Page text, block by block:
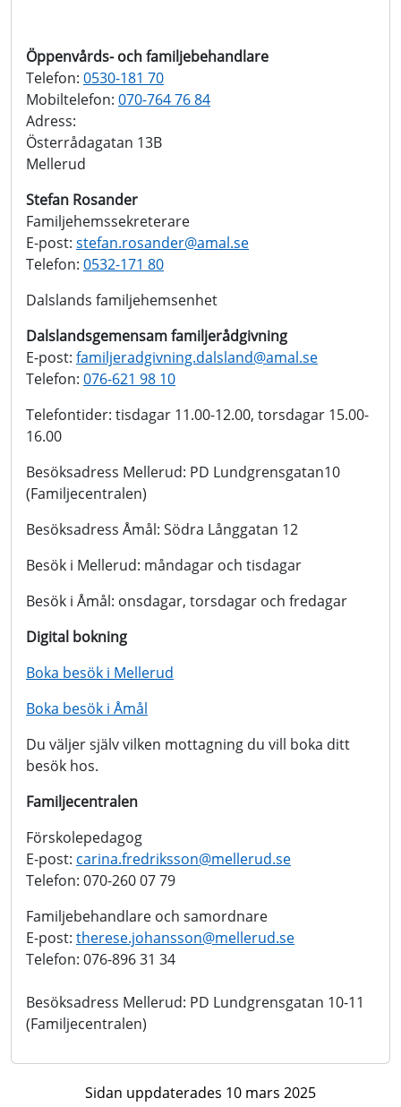
Öppenvårds- och familjebehandlare
Telefon: 0530-181 70
Mobiltelefon: 070-764 76 84
Adress:
Österrådagatan 13B
Mellerud
Stefan Rosander
Familjehemssekreterare
E-post: stefan.rosander@amal.se
Telefon: 0532-171 80
Dalslands familjehemsenhet
Dalslandsgemensam familjerådgivning
E-post: familjeradgivning.dalsland@amal.se
Telefon: 076-621 98 10
Telefontider: tisdagar 11.00-12.00, torsdagar 15.00-
16.00
Besöksadress Mellerud: PD Lundgrensgatan10
(Familjecentralen)
Besöksadress Åmål: Södra Långgatan 12
Besök i Mellerud: måndagar och tisdagar
Besök i Åmål: onsdagar, torsdagar och fredagar
Digital bokning
Boka besök i Mellerud
Boka besök i Åmål
Du väljer själv vilken mottagning du vill boka ditt
besök hos.
Familjecentralen
Förskolepedagog
E-post: carina.fredriksson@mellerud.se
Telefon: 070-260 07 79
Familjebehandlare och samordnare
E-post: therese.johansson@mellerud.se
Telefon: 076-896 31 34
Besöksadress Mellerud: PD Lundgrensgatan 10-11
(Familjecentralen)
Sidan uppdaterades 10 mars 2025